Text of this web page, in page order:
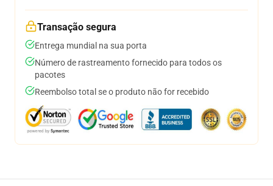
Transação segura
Entrega mundial na sua porta
Número de rastreamento fornecido para todos os
pacotes
Reembolso total se o produto não for recebido